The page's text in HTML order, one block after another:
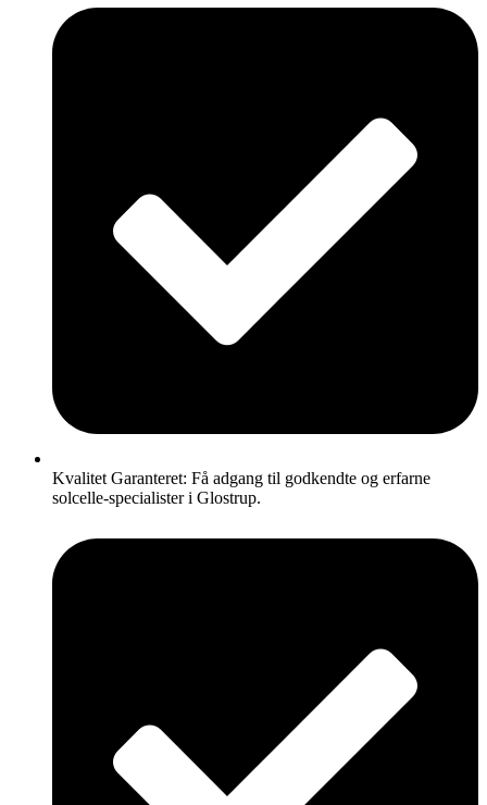
Kvalitet Garanteret: Få adgang til godkendte og erfarne
solcelle-specialister i Glostrup.